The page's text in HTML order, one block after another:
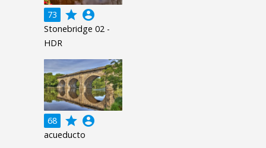
73 grade account_circle
Stonebridge 02 -
HDR
68 grade account_circle
acueducto